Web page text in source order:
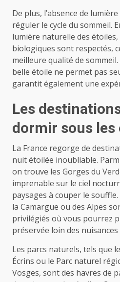
De plus, l’absence de
réguler le cycle du sommeil.
lumière naturelle des
biologiques sont respectés,
meilleure qualité de
belle étoile ne permet pas
garantit également une
Les
dormir sous les
La France regorge de
nuit étoilée inoubliable.
on trouve les Gorges du
imprenable sur le ciel
paysages à couper le
la Camargue ou des Alpes
privilégiés où vous pourrez
préservée loin des
Les parcs naturels, tels que
Écrins ou le Parc naturel
Vosges, sont des havres de